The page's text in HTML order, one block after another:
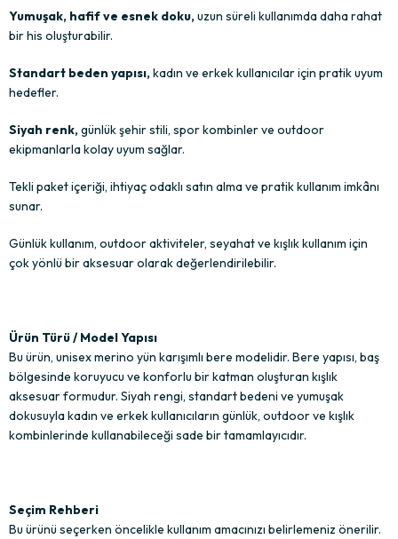
Yumuşak, hafif ve esnek doku,uzun süreli kullanımda daha rahat
bir his oluşturabilir.
Standart beden yapısı,kadın ve erkek kullanıcılar için pratik uyum
hedefler.
Siyah renk,günlük şehir stili, spor kombinler ve outdoor
ekipmanlarla kolay uyum sağlar.
Tekli paket içeriği, ihtiyaç odaklı satın alma ve pratik kullanım imkânı
sunar.
Günlük kullanım, outdoor aktiviteler, seyahat ve kışlık kullanım için
çok yönlü bir aksesuar olarak değerlendirilebilir.
Ürün Türü / Model Yapısı
Bu ürün, unisex merino yün karışımlı bere modelidir. Bere yapısı, baş
bölgesinde koruyucu ve konforlu bir katman oluşturan kışlık
aksesuar formudur. Siyah rengi, standart bedeni ve yumuşak
dokusuyla kadın ve erkek kullanıcıların günlük, outdoor ve kışlık
kombinlerinde kullanabileceği sade bir tamamlayıcıdır.
Seçim Rehberi
Bu ürünü seçerken öncelikle kullanım amacınızı belirlemeniz önerilir.